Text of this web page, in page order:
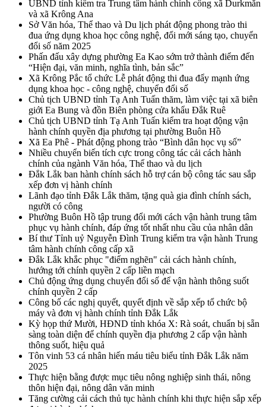
UBND tỉnh kiểm tra Trung tâm hành chính công xã Durkmăn
và xã Krông Ana
Sở Văn hóa, Thể thao và Du lịch phát động phong trào thi
đua ứng dụng khoa học công nghệ, đổi mới sáng tạo, chuyển
đổi số năm 2025
Phấn đấu xây dựng phường Ea Kao sớm trở thành điểm đến
“Hiện đại, văn minh, nghĩa tình, bản sắc”
Xã Krông Pắc tổ chức Lễ phát động thi đua đẩy mạnh ứng
dụng khoa học - công nghệ, chuyển đổi số
Chủ tịch UBND tỉnh Tạ Anh Tuấn thăm, làm việc tại xã biên
giới Ea Bung và đồn Biên phòng cửa khẩu Đắk Ruê
Chủ tịch UBND tỉnh Tạ Anh Tuấn kiểm tra hoạt động vận
hành chính quyền địa phương tại phường Buôn Hồ
Xã Ea Phê - Phát động phong trào “Bình dân học vụ số”
Nhiều chuyển biến tích cực trong công tác cải cách hành
chính của ngành Văn hóa, Thể thao và du lịch
Đắk Lắk ban hành chính sách hỗ trợ cán bộ công tác sau sắp
xếp đơn vị hành chính
Lãnh đạo tỉnh Đắk Lắk thăm, tặng quà gia đình chính sách,
người có công
Phường Buôn Hồ tập trung đổi mới cách vận hành trung tâm
phục vụ hành chính, đáp ứng tốt nhất nhu cầu của nhân dân
Bí thư Tỉnh uỷ Nguyễn Đình Trung kiểm tra vận hành Trung
tâm hành chính công cấp xã
Đắk Lắk khắc phục "điểm nghẽn" cải cách hành chính,
hướng tới chính quyền 2 cấp liền mạch
Chủ động ứng dụng chuyển đổi số để vận hành thông suốt
chính quyền 2 cấp
Công bố các nghị quyết, quyết định về sắp xếp tổ chức bộ
máy và đơn vị hành chính tỉnh Đắk Lắk
Kỳ họp thứ Mười, HĐND tỉnh khóa X: Rà soát, chuẩn bị sẵn
sàng toàn diện để chính quyền địa phương 2 cấp vận hành
thông suốt, hiệu quả
Tôn vinh 53 cá nhân hiến máu tiêu biểu tỉnh Đắk Lắk năm
2025
Thực hiện bằng được mục tiêu nông nghiệp sinh thái, nông
thôn hiện đại, nông dân văn minh
Tăng cường cải cách thủ tục hành chính khi thực hiện sắp xếp